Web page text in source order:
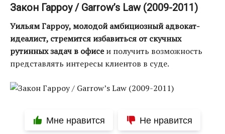
Закон Гарроу / Garrow’s Law (2009-2011)
Уильям Гарроу, молодой амбициозный адвокат-
идеалист, стремится избавиться от скучных
рутинных задач в офисеи получить возможность
представлять интересы клиентов в суде.
Мне нравится Не нравится